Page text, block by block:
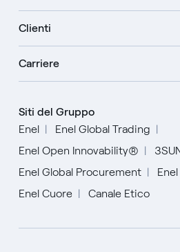
Clienti
Carriere
Siti del Gruppo
Enel
Enel Global Trading
Enel Open Innovability®
Enel Global Procurement
Enel Cuore
Canale Etico